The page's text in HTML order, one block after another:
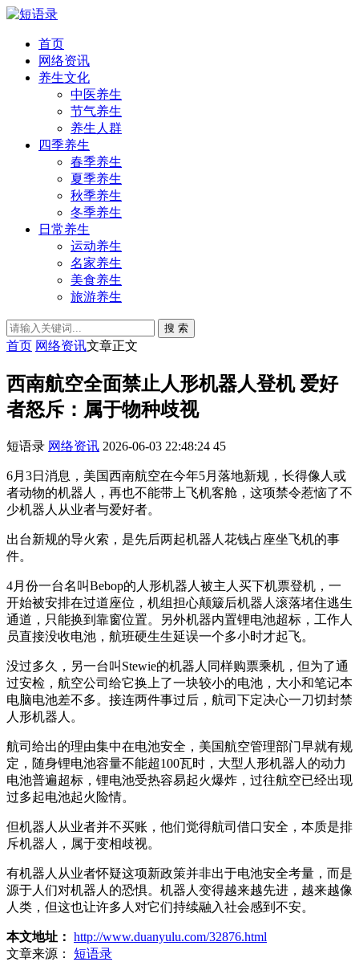
首页
网络资讯
养生文化
中医养生
节气养生
养生人群
四季养生
春季养生
夏季养生
秋季养生
冬季养生
日常养生
运动养生
名家养生
美食养生
旅游养生
搜 索
首页 网络资讯文章正文
西南航空全面禁止人形机器人登机 爱好
者怒斥：属于物种歧视
短语录 网络资讯 2026-06-03 22:48:24 45
6月3日消息，美国西南航空在今年5月落地新规，长得像人或
者动物的机器人，再也不能带上飞机客舱，这项禁令惹恼了不
少机器人从业者与爱好者。
出台新规的导火索，是先后两起机器人花钱占座坐飞机的事
件。
4月份一台名叫Bebop的人形机器人被主人买下机票登机，一
开始被安排在过道座位，机组担心颠簸后机器人滚落堵住逃生
通道，只能换到靠窗位置。另外机器内置锂电池超标，工作人
员直接没收电池，航班硬生生延误一个多小时才起飞。
没过多久，另一台叫Stewie的机器人同样购票乘机，但为了通
过安检，航空公司给它换上了一块较小的电池，大小和笔记本
电脑电池差不多。接连两件事过后，航司下定决心一刀切封禁
人形机器人。
航司给出的理由集中在电池安全，美国航空管理部门早就有规
定，随身锂电池容量不能超100瓦时，大型人形机器人的动力
电池普遍超标，锂电池受热容易起火爆炸，过往航空已经出现
过多起电池起火险情。
但机器人从业者并不买账，他们觉得航司借口安全，本质是排
斥机器人，属于变相歧视。
有机器人从业者怀疑这项新政策并非出于电池安全考量，而是
源于人们对机器人的恐惧。机器人变得越来越先进，越来越像
人类，但这也让许多人对它们持续融入社会感到不安。
本文地址： http://www.duanyulu.com/32876.html
文章来源：
短语录